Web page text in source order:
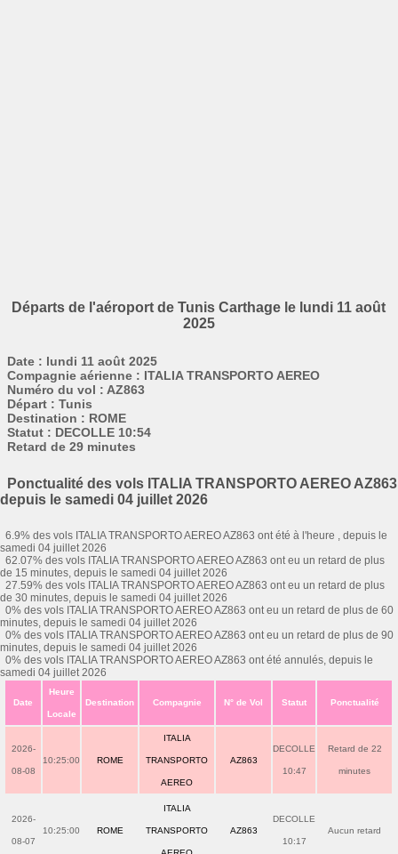
Départs de l'aéroport de Tunis Carthage le lundi 11 août
2025
Date : lundi 11 août 2025
Compagnie aérienne : ITALIA TRANSPORTO AEREO
Numéro du vol : AZ863
Départ : Tunis
Destination : ROME
Statut : DECOLLE 10:54
Retard de 29 minutes
Ponctualité des vols ITALIA TRANSPORTO AEREO AZ863
depuis le samedi 04 juillet 2026
6.9% des vols ITALIA TRANSPORTO AEREO AZ863 ont été à l'heure , depuis le
samedi 04 juillet 2026
62.07% des vols ITALIA TRANSPORTO AEREO AZ863 ont eu un retard de plus
de 15 minutes, depuis le samedi 04 juillet 2026
27.59% des vols ITALIA TRANSPORTO AEREO AZ863 ont eu un retard de plus
de 30 minutes, depuis le samedi 04 juillet 2026
0% des vols ITALIA TRANSPORTO AEREO AZ863 ont eu un retard de plus de 60
minutes, depuis le samedi 04 juillet 2026
0% des vols ITALIA TRANSPORTO AEREO AZ863 ont eu un retard de plus de 90
minutes, depuis le samedi 04 juillet 2026
0% des vols ITALIA TRANSPORTO AEREO AZ863 ont été annulés, depuis le
samedi 04 juillet 2026
Date
Heure
Locale
Destination Compagnie N° de Vol Statut Ponctualité
2026-
08-08
10:25:00 ROME
ITALIA
TRANSPORTO
AEREO
AZ863
DECOLLE
10:47
Retard de 22
minutes
2026-
08-07
10:25:00 ROME
ITALIA
TRANSPORTO AZ863
DECOLLE
10:17
Aucun retard